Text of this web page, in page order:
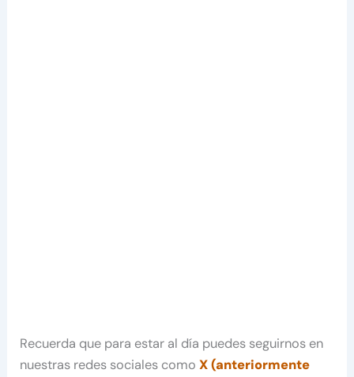
Recuerda que para estar al día puedes seguirnos en
nuestras redes sociales comoX (anteriormente